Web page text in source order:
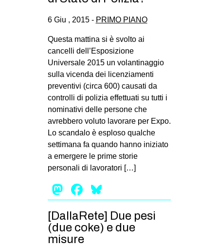
SEARCH
6 Giu , 2015 - PRIMO PIANO
Questa mattina si è svolto ai
cancelli dell’Esposizione
Universale 2015 un volantinaggio
sulla vicenda dei licenziamenti
preventivi (circa 600) causati da
controlli di polizia effettuati su tutti i
nominativi delle persone che
avrebbero voluto lavorare per Expo.
Lo scandalo è esploso qualche
settimana fa quando hanno iniziato
a emergere le prime storie
personali di lavoratori […]
Mastodon
Facebook
[DallaRete] Due pesi
(due coke) e due
misure